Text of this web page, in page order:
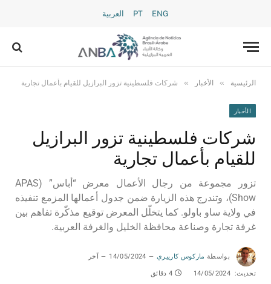
PT ENG العربية
الرئيسية » الأخبار » شركات فلسطينية تزور البرازيل للقيام بأعمال تجارية
الأخبار
شركات فلسطينية تزور البرازيل
للقيام بأعمال تجارية
تزور مجموعة من رجال الأعمال معرض “أباس” (APAS
Show)، وتندرج هذه الزيارة ضمن جدول أعمالها المزمع تنفيذه
في ولاية ساو باولو. كما يتخلّل المعرض توقيع مذكّرة تفاهم بين
غرفة تجارة وصناعة محافظة الخليل والغرفة العربية.
بواسطة ماركوس كارييري 14/05/2024 آخر
تحديث: 14/05/2024 4 دقائق